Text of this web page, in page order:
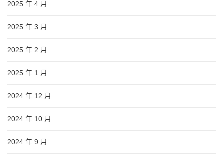
2025 年 4 月
2025 年 3 月
2025 年 2 月
2025 年 1 月
2024 年 12 月
2024 年 10 月
2024 年 9 月